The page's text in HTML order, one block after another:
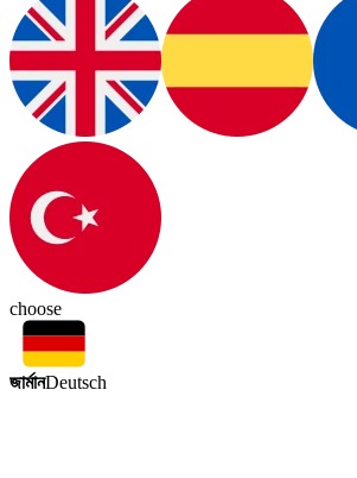
choose
জার্মানDeutsch